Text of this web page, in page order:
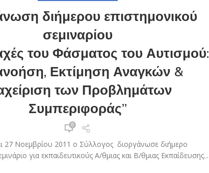
διήμερου επιστημονικού
σεμιναρίου
του Φάσματος του Αυτισμού:
Εκτίμηση Αναγκών &
των Προβλημάτων
Συμπεριφοράς”
0
27 Νοεμβρίου 2011 ο Σύλλογος διοργάνωσε διήμερο
για εκπαιδευτικούς Α/θμιας και Β/θμιας Εκπαίδευσης...